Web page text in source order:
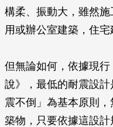
構柔、振動大，雖然
用或辦公室建築，住宅
但無論如何，依據現
說》，最低的耐震設
震不倒」為基本原則
築物，只要依據這設